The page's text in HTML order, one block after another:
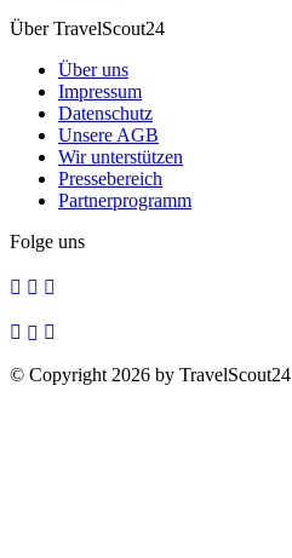
Über TravelScout24
Über uns
Impressum
Datenschutz
Unsere AGB
Wir unterstützen
Pressebereich
Partnerprogramm
Folge uns
© Copyright 2026 by TravelScout24